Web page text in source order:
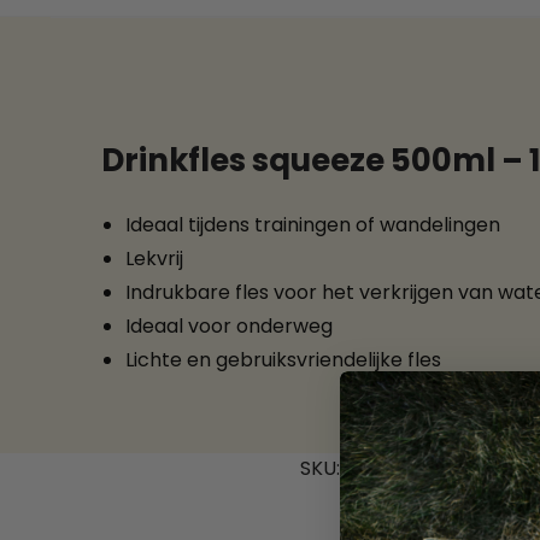
Drinkfles squeeze 500ml –
Ideaal tijdens trainingen of wandelingen
Lekvrij
Indrukbare fles voor het verkrijgen van
Ideaal voor onderweg
Lichte en gebruiksvriendelijke fles
SKU: 5414365377861